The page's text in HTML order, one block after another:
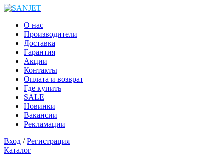
О нас
Производители
Доставка
Гарантия
Акции
Контакты
Оплата и возврат
Где купить
SALE
Новинки
Вакансии
Рекламации
Вход /Регистрация
Каталог